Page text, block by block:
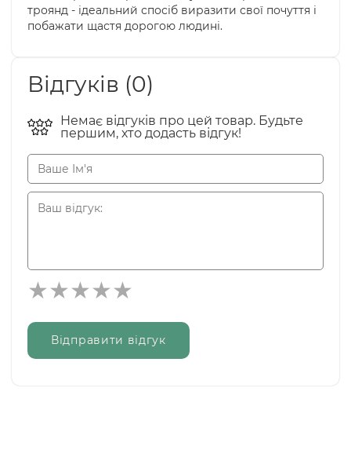
троянд - ідеальний спосіб виразити свої почуття і
побажати щастя дорогою людині.
Відгуків (0)
Немає відгуків про цей товар. Будьте
першим, хто додасть відгук!
Відправити відгук